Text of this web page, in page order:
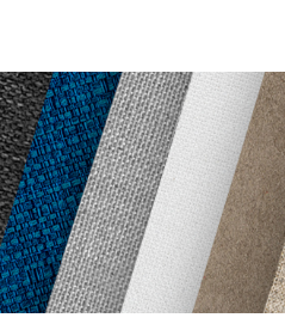
CONTENU